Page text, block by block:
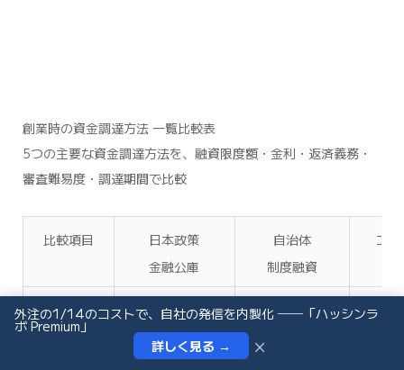
創業時の資金調達方法 一覧比較表
5つの主要な資金調達方法を、融資限度額・金利・返済義務・
審査難易度・調達期間で比較
比較項目
日本政策
金融公庫
自治体
制度融資
エ
融資限度額
調達額目安
最大7,200万円
運転資金は
4,800万円まで
最大3,500万円
自治体により
数百
インタビュー依頼
外注の1/14のコストで、自社の発信を内製化 ──「ハッシンラ
ボ Premium」
詳しく見る →
×